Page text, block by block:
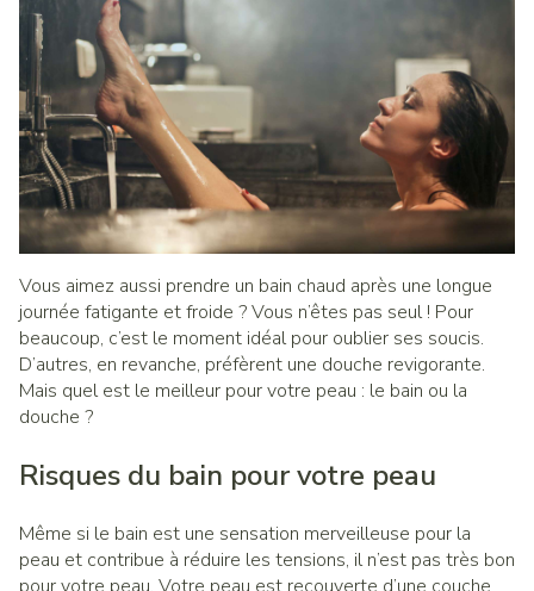
Vous aimez aussi prendre un bain chaud après une longue
journée fatigante et froide ? Vous n’êtes pas seul ! Pour
beaucoup, c’est le moment idéal pour oublier ses soucis.
D’autres, en revanche, préfèrent une douche revigorante.
Mais quel est le meilleur pour votre peau : le bain ou la
douche ?
Risques du bain pour votre peau
Même si le bain est une sensation merveilleuse pour la
peau et contribue à réduire les tensions, il n’est pas très bon